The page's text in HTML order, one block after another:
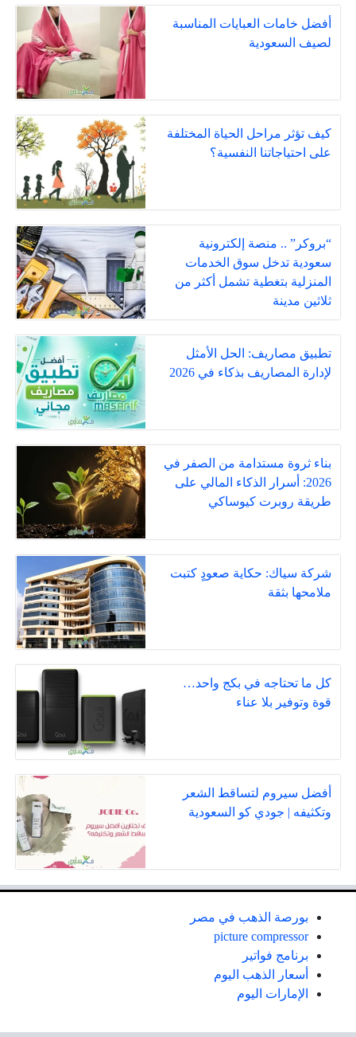
أفضل خامات العبايات المناسبة
لصيف السعودية
كيف تؤثر مراحل الحياة المختلفة
على احتياجاتنا النفسية؟
“بروكر” .. منصة إلكترونية
سعودية تدخل سوق الخدمات
المنزلية بتغطية تشمل أكثر من
ثلاثين مدينة
تطبيق مصاريف: الحل الأمثل
لإدارة المصاريف بذكاء في 2026
بناء ثروة مستدامة من الصفر في
2026: أسرار الذكاء المالي على
طريقة روبرت كيوساكي
شركة سياك: حكاية صعودٍ كتبت
ملامحها بثقة
كل ما تحتاجه في بكج واحد…
قوة وتوفير بلا عناء
أفضل سيروم لتساقط الشعر
وتكثيفه | جودي كو السعودية
بورصة الذهب في مصر
picture compressor
برنامج فواتير
أسعار الذهب اليوم
الإمارات اليوم